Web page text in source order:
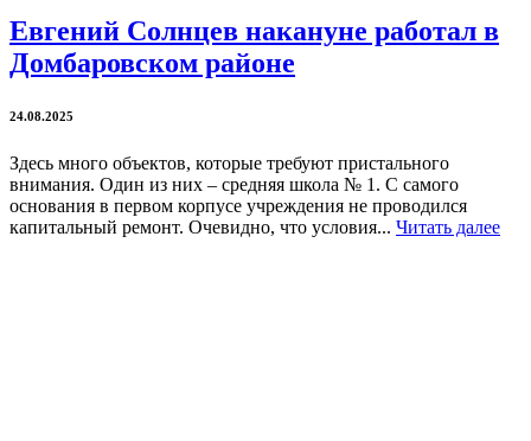
Евгений Солнцев накануне работал в
Домбаровском районе
24.08.2025
Здесь много объектов, которые требуют пристального
внимания. Один из них – средняя школа № 1. С самого
основания в первом корпусе учреждения не проводился
капитальный ремонт. Очевидно, что условия... Читать далее